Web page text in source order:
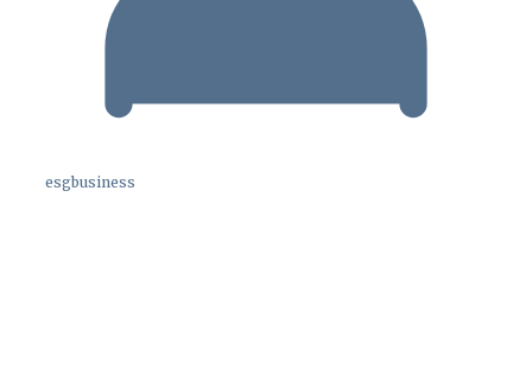
esgbusiness